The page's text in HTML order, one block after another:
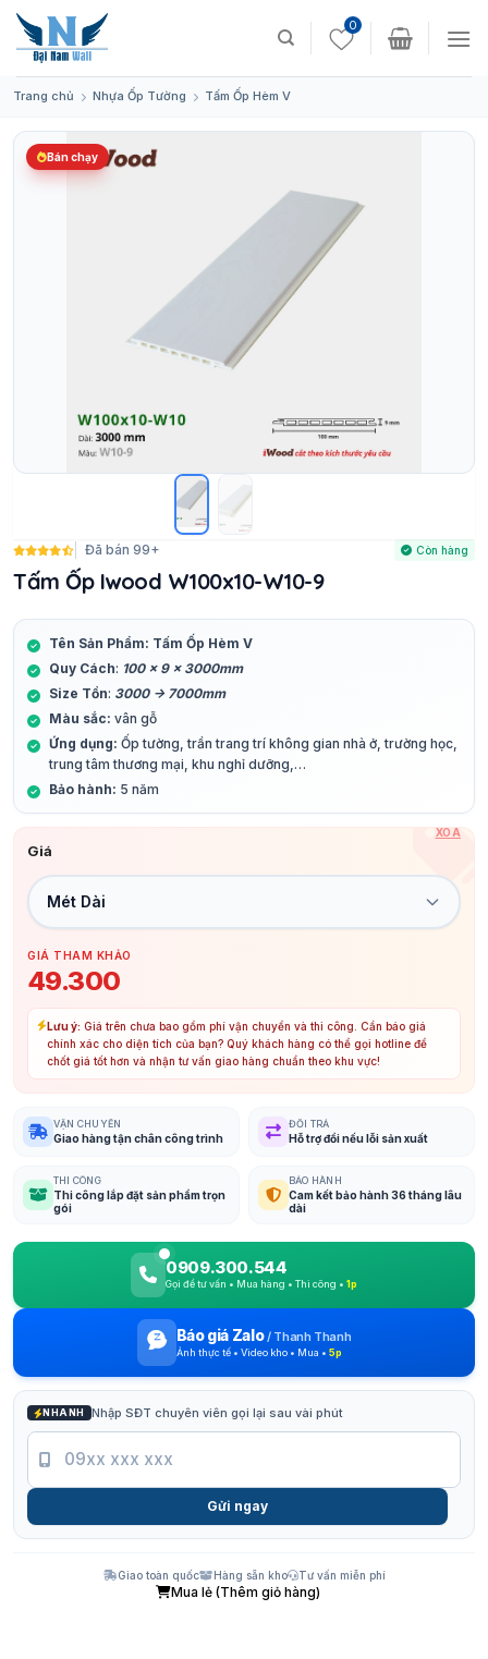
Skip
content
0
Trang chủ Nhựa Ốp Tường Tấm Ốp Hèm V
Bán chạy
Đã bán 99+ Còn hàng
Tấm Ốp Iwood W100x10-W10-9
Tên Sản Phẩm: Tấm Ốp Hèm V
Quy Cách: 100 x 9 x 3000mm
Size Tồn: 3000 -> 7000mm
Màu sắc: vân gỗ
Ứng dụng: Ốp tường, trần trang trí không gian nhà ở, trường học,
trung tâm thương mại, khu nghỉ dưỡng,…
Bảo hành: 5 năm
Giá
XÓA
GIÁ THAM KHẢO
49.300
Lưu ý: Giá trên chưa bao gồm phí vận chuyển và thi công. Cần báo giá
chính xác cho diện tích của bạn? Quý khách hàng có thể gọi hotline để
chốt giá tốt hơn và nhận tư vấn giao hàng chuẩn theo khu vực!
VẬN CHUYỂN
Giao hàng tận chân công trình
ĐỔI TRẢ
Hỗ trợ đổi nếu lỗi sản xuất
THI CÔNG
Thi công lắp đặt sản phẩm trọn
gói
BẢO HÀNH
Cam kết bảo hành 36 tháng lâu
dài
0909.300.544
Gọi để tư vấn • Mua hàng • Thi công • 1p
Báo giá Zalo/ Thanh Thanh
Ảnh thực tế • Video kho • Mua • 5p
NHANH Nhập SĐT chuyên viên gọi lại sau vài phút
Gửi ngay
Giao toàn quốc Hàng sẵn kho Tư vấn miễn phí
Mua lẻ (Thêm giỏ hàng)